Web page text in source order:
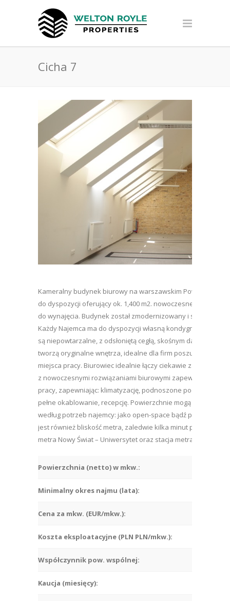
Cicha 7
Kameralny budynek biurowy na warszawskim Powiślu,
do dyspozycji oferujący ok. 1,400 m2. nowoczesnej
do wynajęcia. Budynek został zmodernizowany i składa się z
Każdy Najemca ma do dyspozycji własną kondygnację.
są niepowtarzalne, z odsłoniętą cegłą, skośnym dachem,
tworzą oryginalne wnętrza, idealne dla firm poszukujących
miejsca pracy. Biurowiec idealnie łączy ciekawie
z nowoczesnymi rozwiązaniami biurowymi zapewniającymi
pracy, zapewniając: klimatyzację, podnoszone podłogi,
pełne okablowanie, recepcję. Powierzchnie mogą zostać
według potrzeb najemcy: jako open-space bądź pokoje
jest również bliskość metra, zaledwie kilka minut pieszo
metra Nowy Świat – Uniwersytet oraz stacja metra Centrum
Powierzchnia (netto) w mkw.:
Minimalny okres najmu (lata):
Cena za mkw. (EUR/mkw.):
Koszta eksploatacyjne (PLN PLN/mkw.):
Współczynnik pow. wspólnej:
Kaucja (miesięcy):